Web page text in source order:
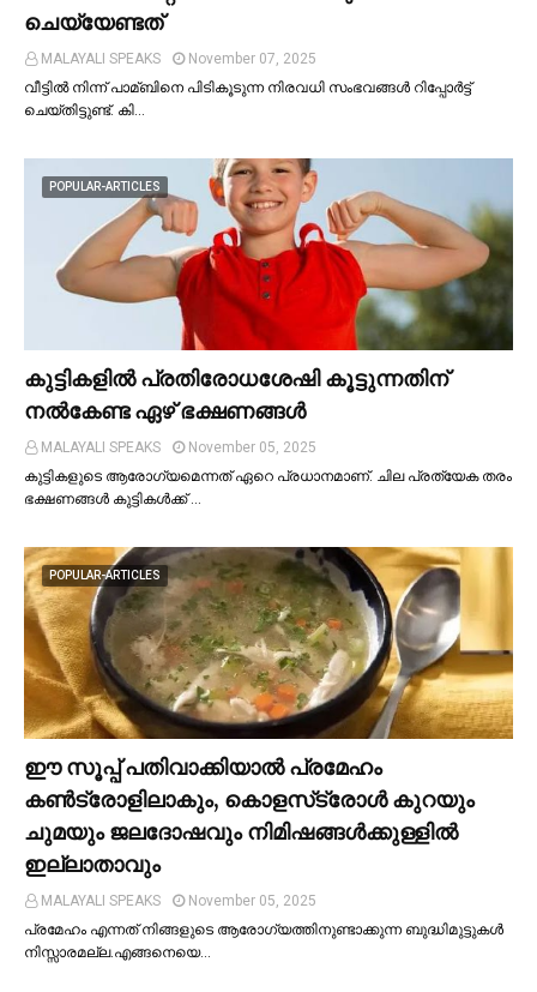
ചെയ്യേണ്ടത്
MALAYALI SPEAKS
November 07, 2025
വീട്ടില്‍ നിന്ന് പാമ്ബിനെ പിടികൂടുന്ന നിരവധി സംഭവങ്ങള്‍ റിപ്പോർട്ട്
ചെയ്തിട്ടുണ്ട്. കി…
POPULAR-ARTICLES
കുട്ടികളില്‍ പ്രതിരോധശേഷി കൂട്ടുന്നതിന്
നല്‍കേണ്ട ഏഴ് ഭക്ഷണങ്ങള്‍
MALAYALI SPEAKS
November 05, 2025
കുട്ടികളുടെ ആരോഗ്യമെന്നത് ഏറെ പ്രധാനമാണ്. ചില പ്രത്യേക തരം
ഭക്ഷണങ്ങള്‍ കുട്ടികള്‍ക്ക് …
POPULAR-ARTICLES
ഈ സൂപ്പ് പതിവാക്കിയാല്‍ പ്രമേഹം
കണ്‍ട്രോളിലാകും, കൊളസ്‌ട്രോള്‍ കുറയും
ചുമയും ജലദോഷവും നിമിഷങ്ങള്‍ക്കുള്ളില്‍
ഇല്ലാതാവും
MALAYALI SPEAKS
November 05, 2025
പ്രമേഹം എന്നത് നിങ്ങളുടെ ആരോഗ്യത്തിനുണ്ടാക്കുന്ന ബുദ്ധിമുട്ടുകള്‍
നിസ്സാരമല്ല.എങ്ങനെയെ…